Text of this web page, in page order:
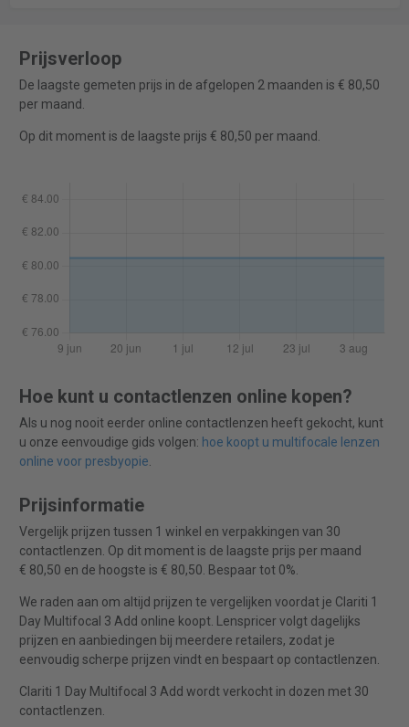
Prijsverloop
De laagste gemeten prijs in de afgelopen 2 maanden is € 80,50
per maand.
Op dit moment is de laagste prijs € 80,50 per maand.
Hoe kunt u contactlenzen online kopen?
Als u nog nooit eerder online contactlenzen heeft gekocht, kunt
u onze eenvoudige gids volgen: hoe koopt u multifocale lenzen
online voor presbyopie.
Prijsinformatie
Vergelijk prijzen tussen 1 winkel en verpakkingen van 30
contactlenzen. Op dit moment is de laagste prijs per maand
€ 80,50 en de hoogste is € 80,50. Bespaar tot 0%.
We raden aan om altijd prijzen te vergelijken voordat je Clariti 1
Day Multifocal 3 Add online koopt. Lenspricer volgt dagelijks
prijzen en aanbiedingen bij meerdere retailers, zodat je
eenvoudig scherpe prijzen vindt en bespaart op contactlenzen.
Clariti 1 Day Multifocal 3 Add wordt verkocht in dozen met 30
contactlenzen.